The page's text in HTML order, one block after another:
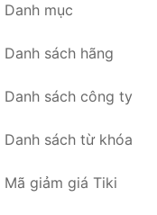
Danh mục
Danh sách hãng
Danh sách công ty
Danh sách từ khóa
Mã giảm giá Tiki